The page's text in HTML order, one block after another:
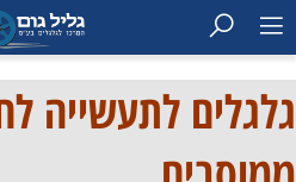
גלגלים לתעשייה